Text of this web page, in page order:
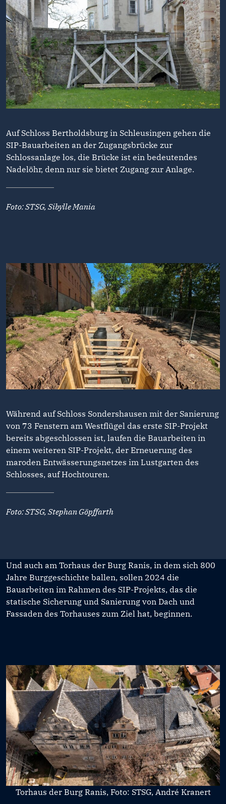
Auf Schloss Bertholdsburg in Schleusingen gehen die
SIP-Bauarbeiten an der Zugangsbrücke zur
Schlossanlage los, die Brücke ist ein bedeutendes
Nadelöhr, denn nur sie bietet Zugang zur Anlage.
Foto: STSG, Sibylle Mania
Während auf Schloss Sondershausen mit der Sanierung
von 73 Fenstern am Westflügel das erste SIP-Projekt
bereits abgeschlossen ist, laufen die Bauarbeiten in
einem weiteren SIP-Projekt, der Erneuerung des
maroden Entwässerungsnetzes im Lustgarten des
Schlosses, auf Hochtouren.
Foto: STSG, Stephan Göpffarth
Und auch am Torhaus der Burg Ranis, in dem sich 800
Jahre Burggeschichte ballen, sollen 2024 die
Bauarbeiten im Rahmen des SIP-Projekts, das die
statische Sicherung und Sanierung von Dach und
Fassaden des Torhauses zum Ziel hat, beginnen.
Torhaus der Burg Ranis, Foto: STSG, André Kranert